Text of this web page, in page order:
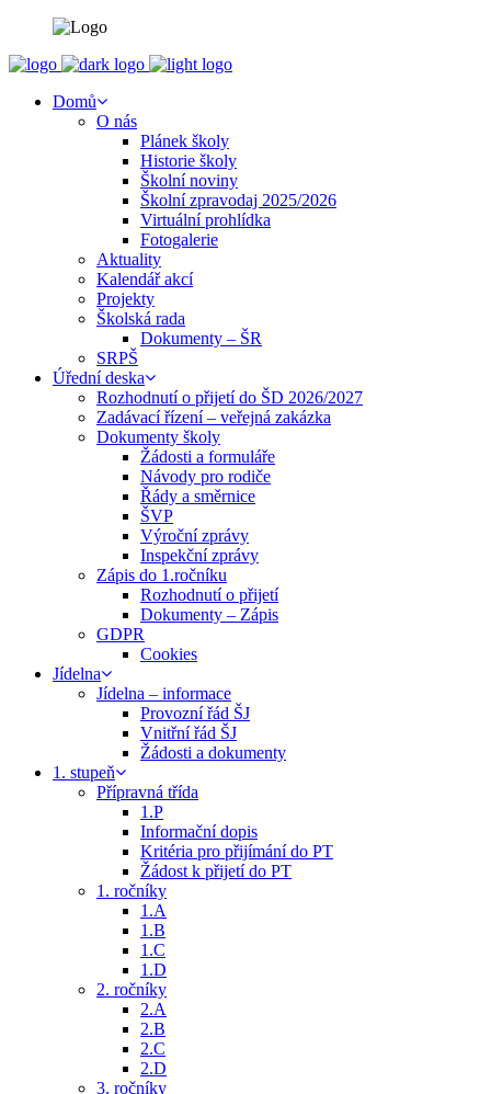
Domů
O nás
Plánek školy
Historie školy
Školní noviny
Školní zpravodaj 2025/2026
Virtuální prohlídka
Fotogalerie
Aktuality
Kalendář akcí
Projekty
Školská rada
Dokumenty – ŠR
SRPŠ
Úřední deska
Rozhodnutí o přijetí do ŠD 2026/2027
Zadávací řízení – veřejná zakázka
Dokumenty školy
Žádosti a formuláře
Návody pro rodiče
Řády a směrnice
ŠVP
Výroční zprávy
Inspekční zprávy
Zápis do 1.ročníku
Rozhodnutí o přijetí
Dokumenty – Zápis
GDPR
Cookies
Jídelna
Jídelna – informace
Provozní řád ŠJ
Vnitřní řád ŠJ
Žádosti a dokumenty
1. stupeň
Přípravná třída
1.P
Informační dopis
Kritéria pro přijímání do PT
Žádost k přijetí do PT
1. ročníky
1.A
1.B
1.C
1.D
2. ročníky
2.A
2.B
2.C
2.D
3. ročníky